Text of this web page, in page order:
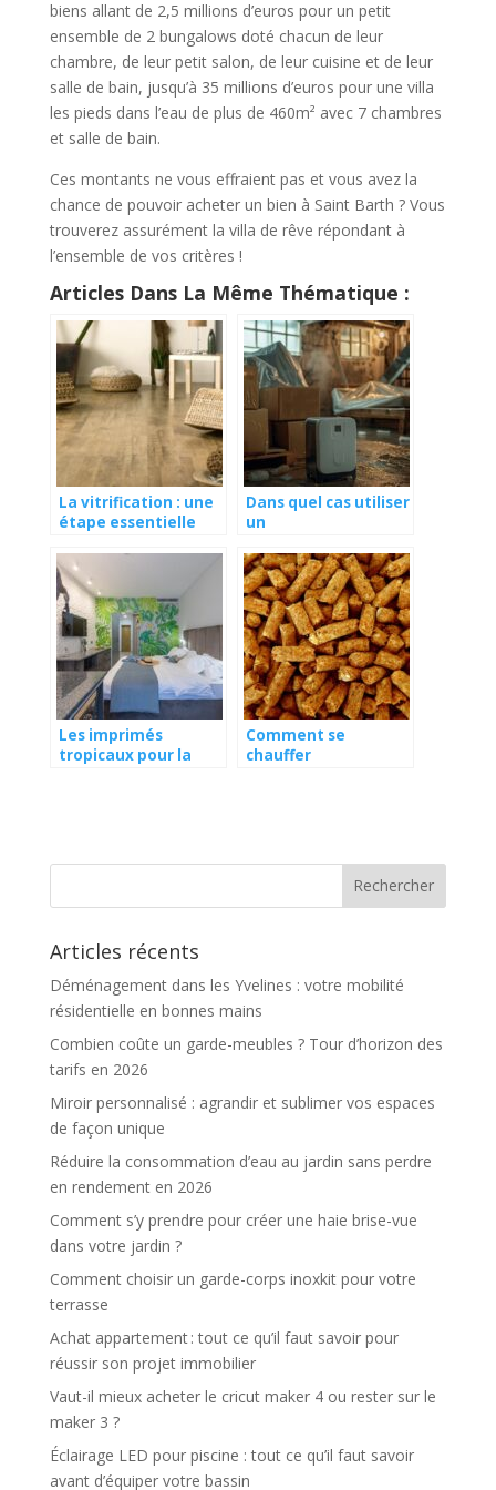
biens allant de 2,5 millions d’euros pour un petit
ensemble de 2 bungalows doté chacun de leur
chambre, de leur petit salon, de leur cuisine et de leur
salle de bain, jusqu’à 35 millions d’euros pour une villa
les pieds dans l’eau de plus de 460m² avec 7 chambres
et salle de bain.
Ces montants ne vous effraient pas et vous avez la
chance de pouvoir acheter un bien à Saint Barth ? Vous
trouverez assurément la villa de rêve répondant à
l’ensemble de vos critères !
Articles Dans La Même Thématique :
La vitrification : une
étape essentielle
parquets
Dans quel cas utiliser
un
d’air ?
Les imprimés
tropicaux pour la
Comment se
chauffer
Articles récents
Déménagement dans les Yvelines : votre mobilité
résidentielle en bonnes mains
Combien coûte un garde-meubles ? Tour d’horizon des
tarifs en 2026
Miroir personnalisé : agrandir et sublimer vos espaces
de façon unique
Réduire la consommation d’eau au jardin sans perdre
en rendement en 2026
Comment s’y prendre pour créer une haie brise-vue
dans votre jardin ?
Comment choisir un garde-corps inoxkit pour votre
terrasse
Achat appartement : tout ce qu’il faut savoir pour
réussir son projet immobilier
Vaut-il mieux acheter le cricut maker 4 ou rester sur le
maker 3 ?
Éclairage LED pour piscine : tout ce qu’il faut savoir
avant d’équiper votre bassin